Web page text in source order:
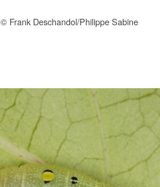
© Frank Deschandol/Philippe Sabine